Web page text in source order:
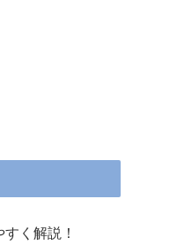
く解説！